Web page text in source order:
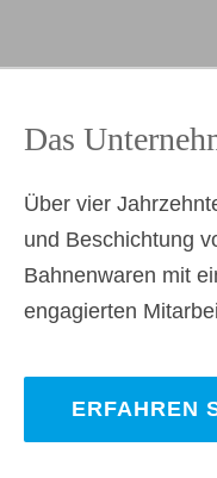
Das
Über vier
und Beschichtung
Bahnenwaren mit
engagierten
ERFAHREN